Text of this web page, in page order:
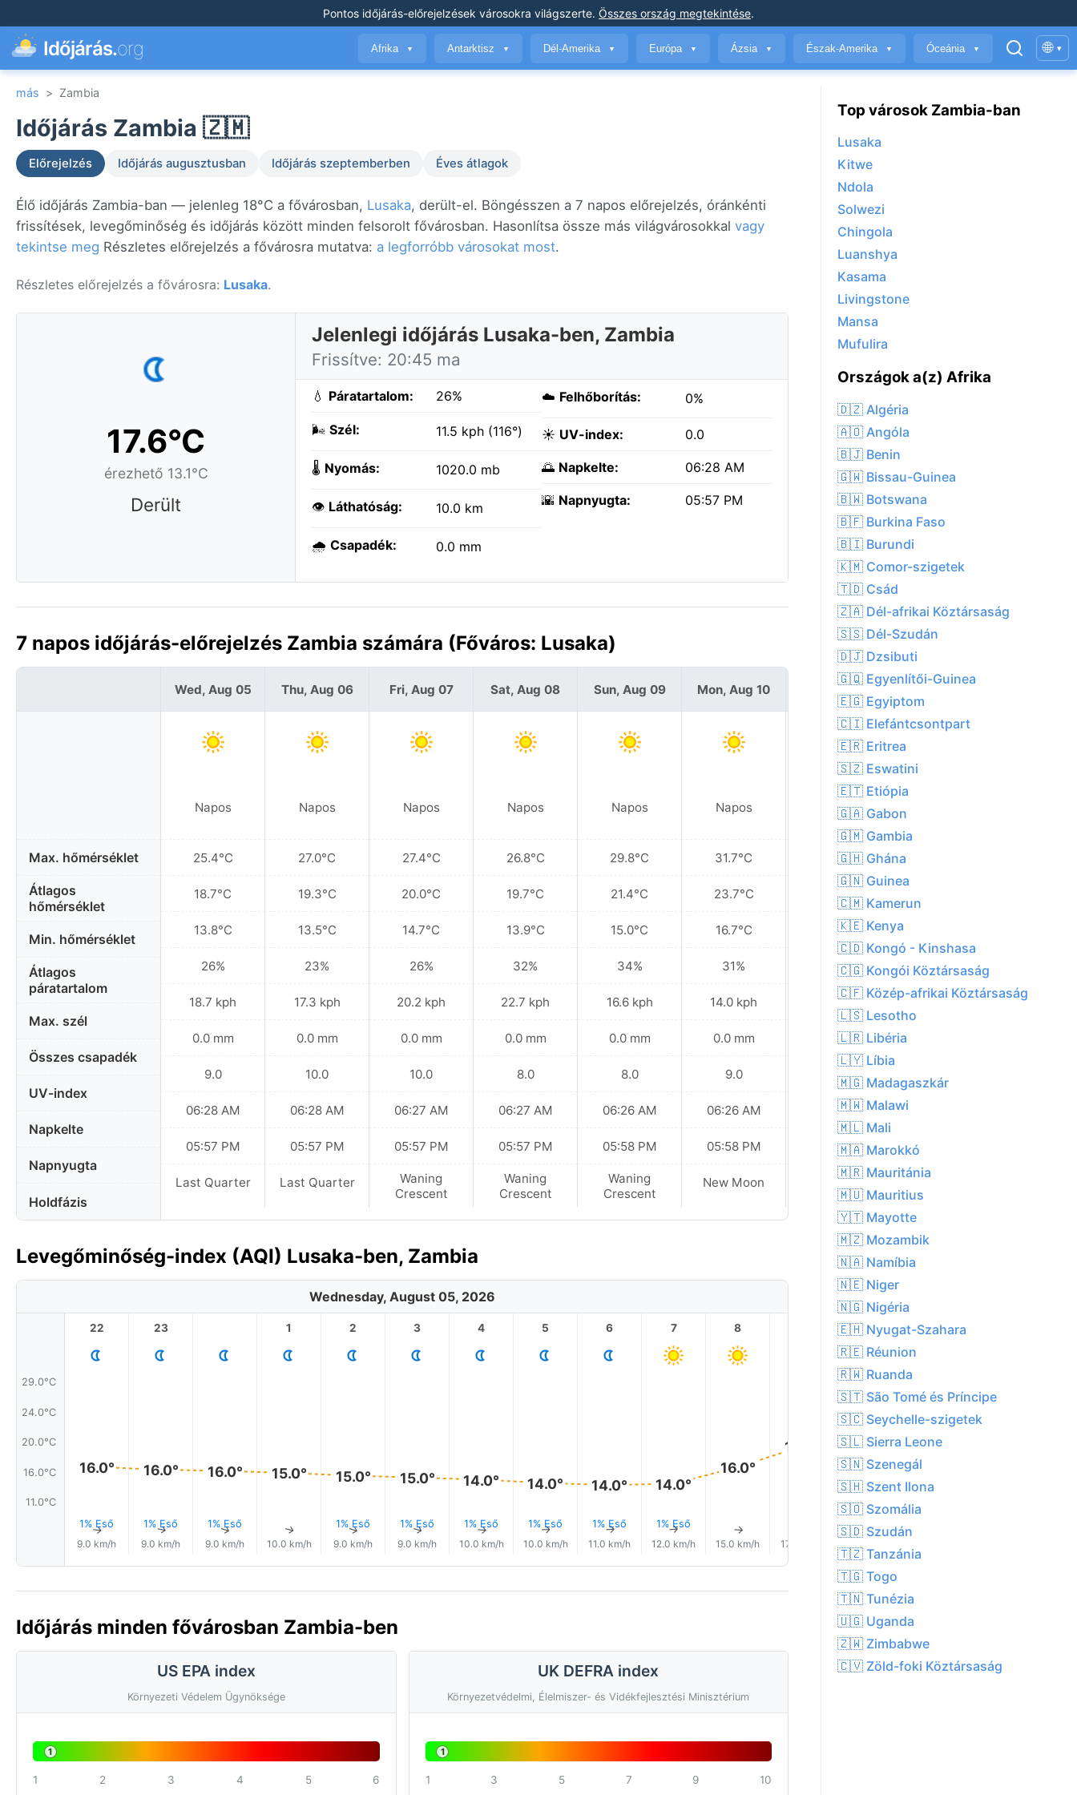
Pontos időjárás-előrejelzések városokra világszerte. Összes ország megtekintése.
Időjárás.org Afrika ▼ Antarktisz ▼ Dél-Amerika ▼ Európa ▼ Ázsia ▼ Észak-Amerika ▼ Óceánia ▼ 🌐 ▾
más > Zambia
Időjárás Zambia 🇿🇲
Előrejelzés Időjárás augusztusban Időjárás szeptemberben Éves átlagok
Élő időjárás Zambia-ban — jelenleg 18°C a fővárosban, Lusaka, derült-el. Böngésszen a 7 napos előrejelzés, óránkénti
frissítések, levegőminőség és időjárás között minden felsorolt fővárosban. Hasonlítsa össze más világvárosokkal vagy
tekintse meg Részletes előrejelzés a fővárosra mutatva: a legforróbb városokat most.
Részletes előrejelzés a fővárosra: Lusaka.
17.6°C
érezhető 13.1°C
Derült
Jelenlegi időjárás Lusaka-ben, Zambia
Frissítve: 20:45 ma
💧 Páratartalom: 26%
🌬️ Szél: 11.5 kph (116°)
🌡️ Nyomás: 1020.0 mb
👁️ Láthatóság: 10.0 km
🌧️ Csapadék: 0.0 mm
☁️ Felhőborítás: 0%
☀️ UV-index: 0.0
🌅 Napkelte: 06:28 AM
🌇 Napnyugta: 05:57 PM
7 napos időjárás-előrejelzés Zambia számára (Főváros: Lusaka)
Max. hőmérséklet
Átlagos
hőmérséklet
Min. hőmérséklet
Átlagos
páratartalom
Max. szél
Összes csapadék
UV-index
Napkelte
Napnyugta
Holdfázis
Wed, Aug 05
Napos
25.4°C
18.7°C
13.8°C
26%
18.7 kph
0.0 mm
9.0
06:28 AM
05:57 PM
Last Quarter
Thu, Aug 06
Napos
27.0°C
19.3°C
13.5°C
23%
17.3 kph
0.0 mm
10.0
06:28 AM
05:57 PM
Last Quarter
Fri, Aug 07
Napos
27.4°C
20.0°C
14.7°C
26%
20.2 kph
0.0 mm
10.0
06:27 AM
05:57 PM
Waning
Crescent
Sat, Aug 08
Napos
26.8°C
19.7°C
13.9°C
32%
22.7 kph
0.0 mm
8.0
06:27 AM
05:57 PM
Waning
Crescent
Sun, Aug 09
Napos
29.8°C
21.4°C
15.0°C
34%
16.6 kph
0.0 mm
8.0
06:26 AM
05:58 PM
Waning
Crescent
Mon, Aug 10
Napos
31.7°C
23.7°C
16.7°C
31%
14.0 kph
0.0 mm
9.0
06:26 AM
05:58 PM
New Moon
Tue, Aug 11
Napos
31.8°C
25.2°C
20.5°C
29%
14.8 kph
0.0 mm
9.0
06:25 AM
05:58 PM
New Moon
Levegőminőség-index (AQI) Lusaka-ben, Zambia
Wednesday, August 05, 2026
29.0°C
24.0°C
20.0°C
16.0°C
11.0°C
22
16.0°
1% Eső
↑
9.0 km/h
23
16.0°
1% Eső
↑
9.0 km/h
16.0°
1% Eső
↑
9.0 km/h
1
15.0°
↑
10.0 km/h
2
15.0°
1% Eső
↑
9.0 km/h
3
15.0°
1% Eső
↑
9.0 km/h
4
14.0°
1% Eső
↑
10.0 km/h
5
14.0°
1% Eső
↑
10.0 km/h
6
14.0°
1% Eső
↑
11.0 km/h
7
14.0°
1% Eső
↑
12.0 km/h
8
16.0°
↑
15.0 km/h
19.0°
17.0 km/h
10
22.0°
↑
11
24.0°
25.0°
Időjárás minden fővárosban Zambia-ben
US EPA index
Környezeti Védelem Ügynöksége
1
1 2 3 4 5 6
UK DEFRA index
Környezetvédelmi, Élelmiszer- és Vidékfejlesztési Minisztérium
1
1 3 5 7 9 10
Top városok Zambia-ban
Lusaka
Kitwe
Ndola
Solwezi
Chingola
Luanshya
Kasama
Livingstone
Mansa
Mufulira
Országok a(z) Afrika
🇩🇿 Algéria
🇦🇴 Angóla
🇧🇯 Benin
🇬🇼 Bissau-Guinea
🇧🇼 Botswana
🇧🇫 Burkina Faso
🇧🇮 Burundi
🇰🇲 Comor-szigetek
🇹🇩 Csád
🇿🇦 Dél-afrikai Köztársaság
🇸🇸 Dél-Szudán
🇩🇯 Dzsibuti
🇬🇶 Egyenlítői-Guinea
🇪🇬 Egyiptom
🇨🇮 Elefántcsontpart
🇪🇷 Eritrea
🇸🇿 Eswatini
🇪🇹 Etiópia
🇬🇦 Gabon
🇬🇲 Gambia
🇬🇭 Ghána
🇬🇳 Guinea
🇨🇲 Kamerun
🇰🇪 Kenya
🇨🇩 Kongó - Kinshasa
🇨🇬 Kongói Köztársaság
🇨🇫 Közép-afrikai Köztársaság
🇱🇸 Lesotho
🇱🇷 Libéria
🇱🇾 Líbia
🇲🇬 Madagaszkár
🇲🇼 Malawi
🇲🇱 Mali
🇲🇦 Marokkó
🇲🇷 Mauritánia
🇲🇺 Mauritius
🇾🇹 Mayotte
🇲🇿 Mozambik
🇳🇦 Namíbia
🇳🇪 Niger
🇳🇬 Nigéria
🇪🇭 Nyugat-Szahara
🇷🇪 Réunion
🇷🇼 Ruanda
🇸🇹 São Tomé és Príncipe
🇸🇨 Seychelle-szigetek
🇸🇱 Sierra Leone
🇸🇳 Szenegál
🇸🇭 Szent Ilona
🇸🇴 Szomália
🇸🇩 Szudán
🇹🇿 Tanzánia
🇹🇬 Togo
🇹🇳 Tunézia
🇺🇬 Uganda
🇿🇼 Zimbabwe
🇨🇻 Zöld-foki Köztársaság